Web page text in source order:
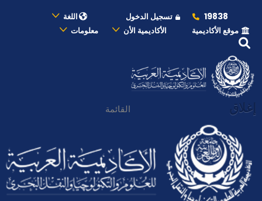
19838 تسجيل الدخول
اللغة
موقع الأكاديمية
الأكاديمية الأن معلومات
إغلاق القائمة